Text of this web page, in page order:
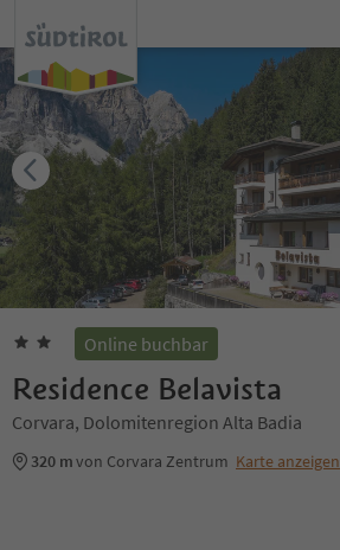
Online buchbar
Residence Belavista
Corvara, Dolomitenregion Alta Badia
320 mvon Corvara Zentrum Karte anzeigen